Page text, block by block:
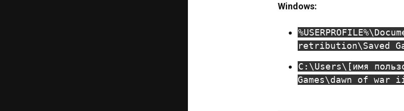
Windows:
retribution\Saved
C:\Users\[имя
Games\dawn of